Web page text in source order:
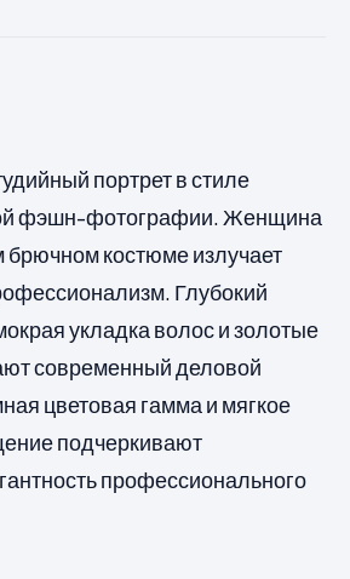
портрет в стиле
фэшн-фотографии. Женщина
брючном костюме излучает
Глубокий
укладка волос и золотые
современный деловой
цветовая гамма и мягкое
подчеркивают
профессионального